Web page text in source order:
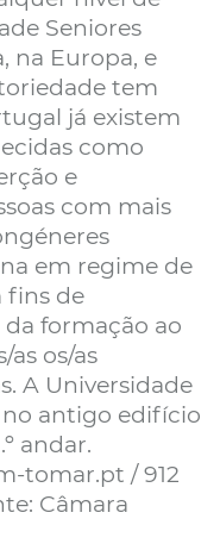
Seniores
na Europa, e
tem
já existem
como
e
com mais
em regime de
fins de
formação ao
os/as
A Universidade
antigo edifício
andar.
tomar.pt / 912
Câmara